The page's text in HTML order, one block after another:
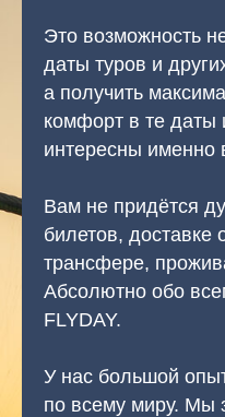
Это возможность
даты туров и
а получить
комфорт в те даты
интересны именно
Вам не придётся
билетов, доставке
трансфере,
Абсолютно обо
FLYDAY.
У нас большой
по всему миру. Мы